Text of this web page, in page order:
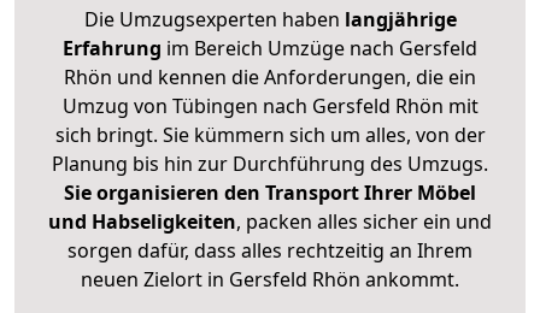
Die Umzugsexperten haben langjährige
Erfahrung im Bereich Umzüge nach Gersfeld
Rhön und kennen die Anforderungen, die ein
Umzug von Tübingen nach Gersfeld Rhön mit
sich bringt. Sie kümmern sich um alles, von der
Planung bis hin zur Durchführung des Umzugs.
Sie organisieren den Transport Ihrer Möbel
und Habseligkeiten, packen alles sicher ein und
sorgen dafür, dass alles rechtzeitig an Ihrem
neuen Zielort in Gersfeld Rhön ankommt.